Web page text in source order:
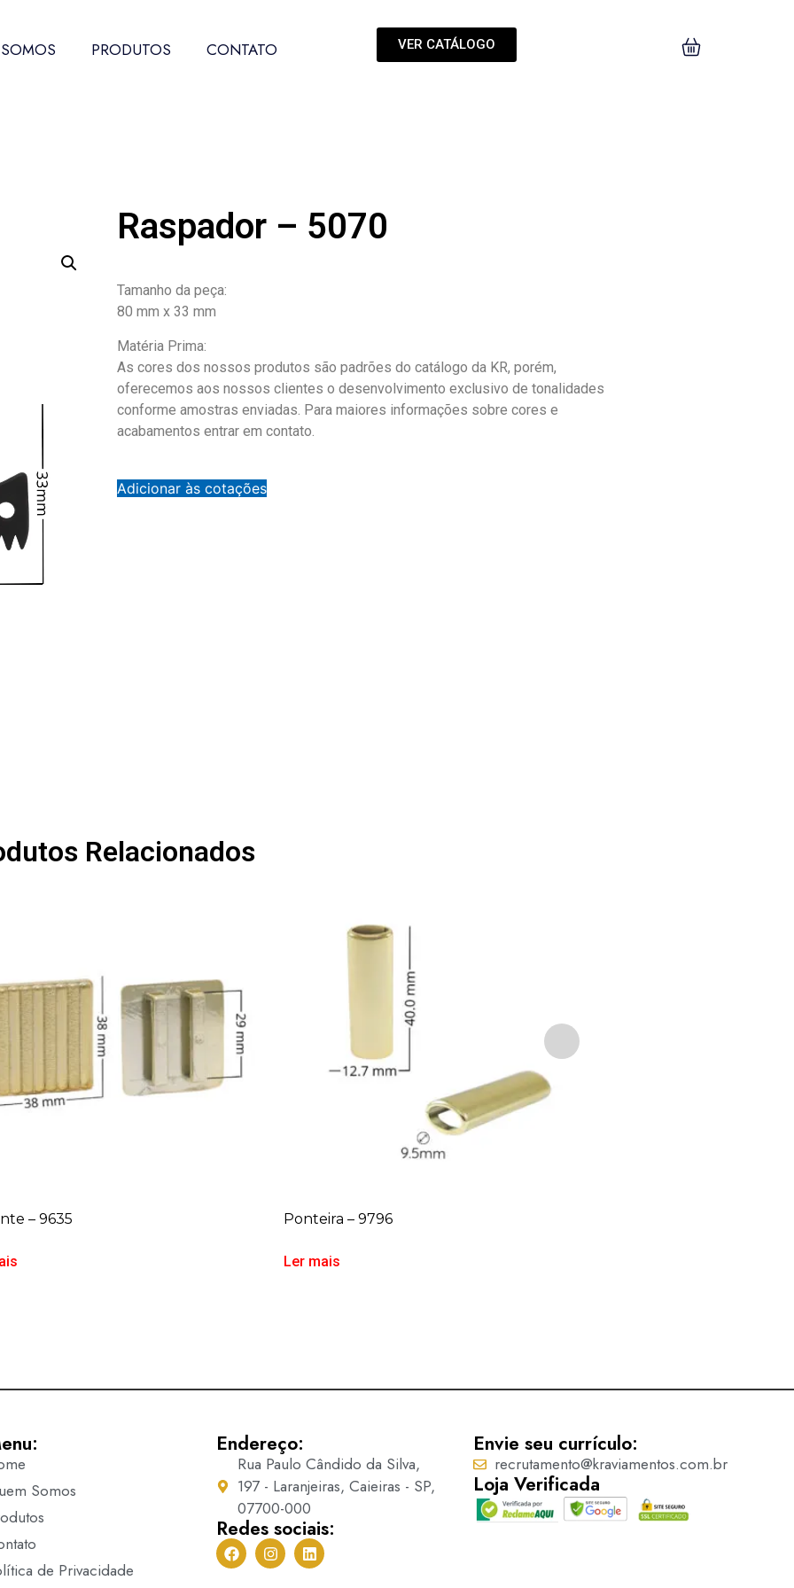
PRODUTOS CONTATO VER CATÁLOGO
Raspador – 5070
Tamanho da peça:
80 mm x 33 mm
Matéria Prima:
As cores dos nossos produtos são padrões do catálogo da KR, porém,
oferecemos aos nossos clientes o desenvolvimento exclusivo de tonalidades
conforme amostras enviadas. Para maiores informações sobre cores e
acabamentos entrar em contato.
Adicionar às cotações
Relacionados
– 9635 Ponteira – 9796
Ler mais
Somos
de Privacidade
Endereço:
Rua Paulo Cândido da Silva,
197 - Laranjeiras, Caieiras - SP,
07700-000
Redes sociais:
Envie seu currículo:
recrutamento@kraviamentos.com.br
Loja Verificada